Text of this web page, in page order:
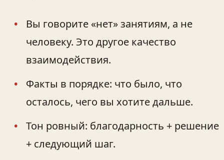
Вы говорите «нет» занятиям, а не
человеку. Это другое качество
взаимодействия.
Факты в порядке: что было, что
осталось, чего вы хотите дальше.
Тон ровный: благодарность + решение
+ следующий шаг.